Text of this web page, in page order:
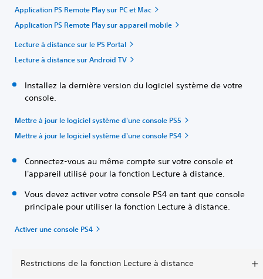
Application PS Remote Play sur PC et Mac
Application PS Remote Play sur appareil mobile
Lecture à distance sur le PS Portal
Lecture à distance sur Android TV
Installez la dernière version du logiciel système de votre
console.
Mettre à jour le logiciel système d'une console PS5
Mettre à jour le logiciel système d'une console PS4
Connectez-vous au même compte sur votre console et
l'appareil utilisé pour la fonction Lecture à distance.
Vous devez activer votre console PS4 en tant que console
principale pour utiliser la fonction Lecture à distance.
Activer une console PS4
Restrictions de la fonction Lecture à distance